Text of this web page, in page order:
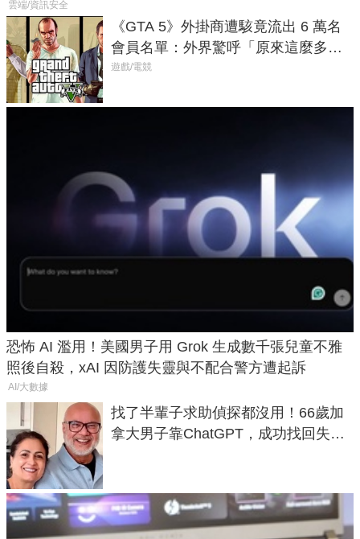
雲端/資訊安全
《GTA 5》外掛商遭駭竟流出 6 萬名
會員名單：外界驚呼「原來這麼多人
在開掛！」
遊戲/電競
恐怖 AI 濫用！美國男子用 Grok 生成數千張兒童不雅
照後自殺，xAI 因防護失靈與不配合警方遭起訴
AI/大數據
找了半輩子求助偵探都沒用！66歲加
拿大男子靠ChatGPT，成功找回失散